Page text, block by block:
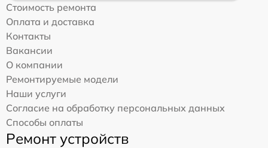
Стоимость ремонта
Оплата и доставка
Контакты
Вакансии
О компании
Ремонтируемые модели
Наши услуги
Согласие на обработку персональных данных
Способы оплаты
Ремонт устройств